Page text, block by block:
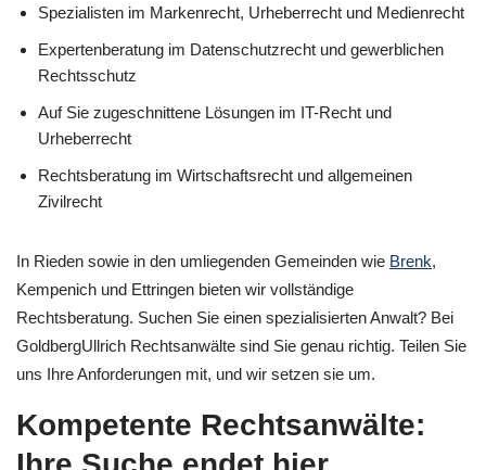
Spezialisten im Markenrecht, Urheberrecht und Medienrecht
Expertenberatung im Datenschutzrecht und gewerblichen
Rechtsschutz
Auf Sie zugeschnittene Lösungen im IT-Recht und
Urheberrecht
Rechtsberatung im Wirtschaftsrecht und allgemeinen
Zivilrecht
In Rieden sowie in den umliegenden Gemeinden wie Brenk,
Kempenich und Ettringen bieten wir vollständige
Rechtsberatung. Suchen Sie einen spezialisierten Anwalt? Bei
GoldbergUllrich Rechtsanwälte sind Sie genau richtig. Teilen Sie
uns Ihre Anforderungen mit, und wir setzen sie um.
Kompetente Rechtsanwälte: